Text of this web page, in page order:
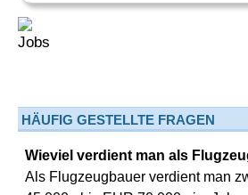
HÄUFIG GESTELLTE FRAGEN
Wieviel verdient man als
Als Flugzeugbauer verdient man